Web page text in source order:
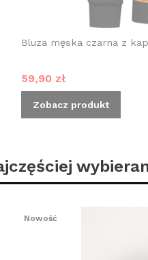
Bluza męska czarna z
Cena promocyjna
59,90 zł
Zobacz produkt
Nowość